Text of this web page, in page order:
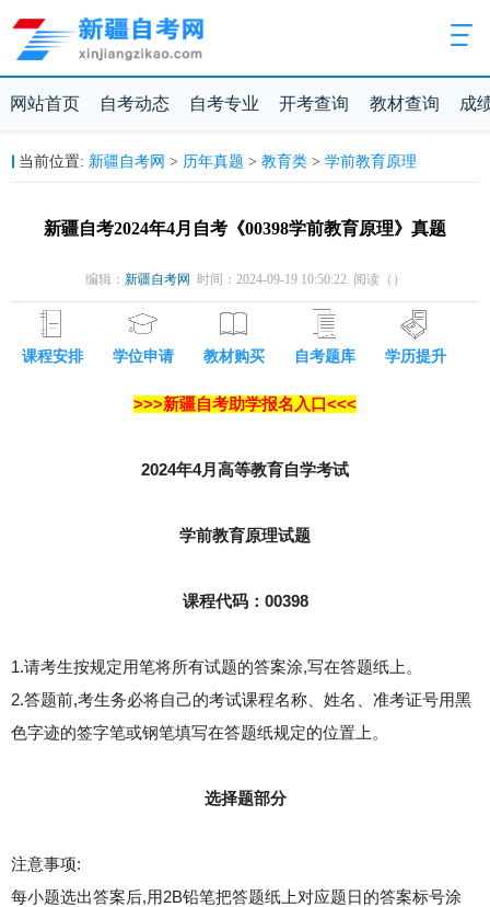
网站首页 自考动态 自考专业 开考查询 教材查询 成
当前位置: 新疆自考网 > 历年真题 > 教育类> 学前教育原理
新疆自考2024年4月自考《00398学前教育原理》真题
编辑： 新疆自考网 时间：2024-09-19 10:50:22 阅读（ ）
课程安排 学位申请 教材购买 自考题库 学历提升
>>>新疆自考助学报名入口<<<
2024年4月高等教育自学考试
学前教育原理试题
课程代码：00398
1.请考生按规定用笔将所有试题的答案涂,写在答题纸上。
2.答题前,考生务必将自己的考试课程名称、姓名、准考证号用黑
色字迹的签字笔或钢笔填写在答题纸规定的位置上。
选择题部分
注意事项:
每小题选出答案后,用2B铅笔把答题纸上对应题日的答案标号涂